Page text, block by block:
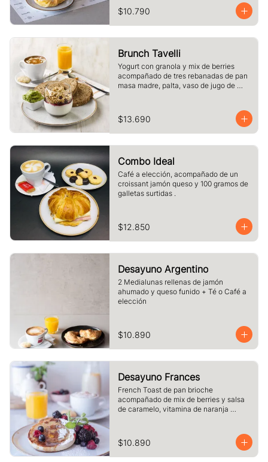
$10.790
Brunch Tavelli
Yogurt con granola y mix de berries
acompañado de tres rebanadas de pan
masa madre, palta, vaso de jugo de
$13.690
Combo Ideal
Café a elección, acompañado de un
croissant jamón queso y 100 gramos de
galletas surtidas .
$12.850
Desayuno Argentino
2 Medialunas rellenas de jamón
ahumado y queso funido + Té o Café a
elección
$10.890
Desayuno Frances
French Toast de pan brioche
acompañado de mix de berries y salsa
de caramelo, vitamina de naranja
$10.890